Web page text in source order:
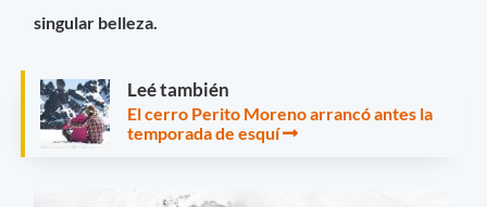
singular belleza.
Leé también
El cerro Perito Moreno arrancó antes la
temporada de esquí